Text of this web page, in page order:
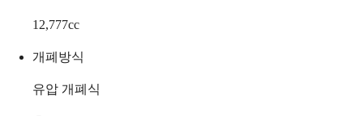
12,777cc
개폐방식
유압 개폐식